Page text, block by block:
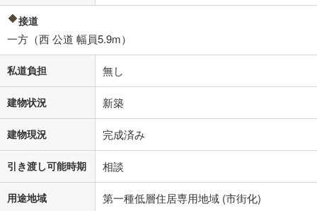
接道
一方（西 公道 幅員5.9m）
私道負担 無し
建物状況 新築
建物現況 完成済み
引き渡し可能時期 相談
用途地域 第一種低層住居専用地域 (市街化)